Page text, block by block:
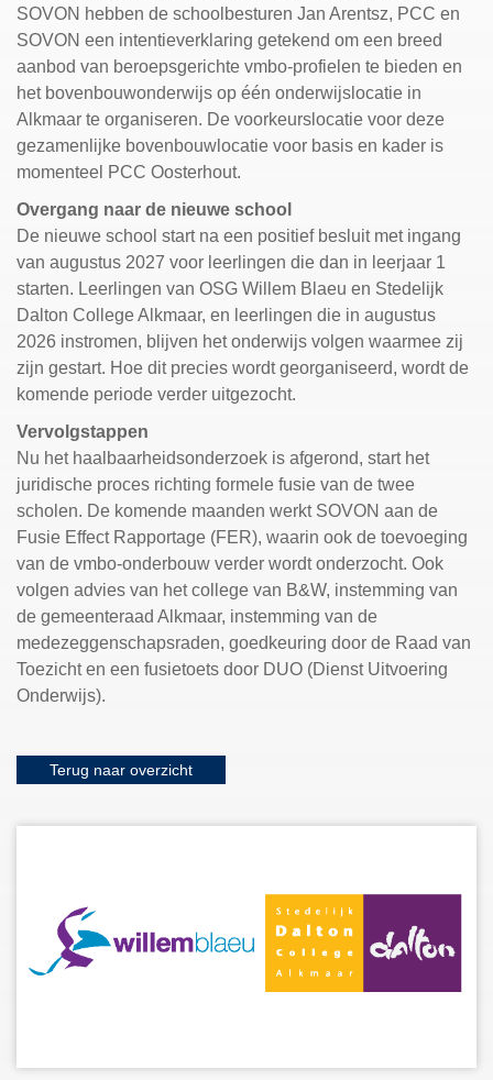
SOVON hebben de schoolbesturen Jan Arentsz, PCC en
SOVON een intentieverklaring getekend om een breed
aanbod van beroepsgerichte vmbo-profielen te bieden en
het bovenbouwonderwijs op één onderwijslocatie in
Alkmaar te organiseren. De voorkeurslocatie voor deze
gezamenlijke bovenbouwlocatie voor basis en kader is
momenteel PCC Oosterhout.
Overgang naar de nieuwe school
De nieuwe school start na een positief besluit met ingang
van augustus 2027 voor leerlingen die dan in leerjaar 1
starten. Leerlingen van OSG Willem Blaeu en Stedelijk
Dalton College Alkmaar, en leerlingen die in augustus
2026 instromen, blijven het onderwijs volgen waarmee zij
zijn gestart. Hoe dit precies wordt georganiseerd, wordt de
komende periode verder uitgezocht.
Vervolgstappen
Nu het haalbaarheidsonderzoek is afgerond, start het
juridische proces richting formele fusie van de twee
scholen. De komende maanden werkt SOVON aan de
Fusie Effect Rapportage (FER), waarin ook de toevoeging
van de vmbo-onderbouw verder wordt onderzocht. Ook
volgen advies van het college van B&W, instemming van
de gemeenteraad Alkmaar, instemming van de
medezeggenschapsraden, goedkeuring door de Raad van
Toezicht en een fusietoets door DUO (Dienst Uitvoering
Onderwijs).
Terug naar overzicht